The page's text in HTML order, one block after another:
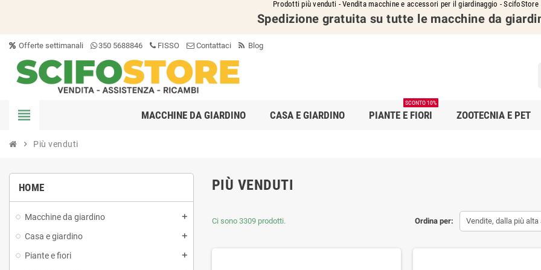
Prodotti più venduti - Vendita macchine e accessori per il giardinaggio - ScifoStore
Spedizione gratuita su tutte le macchine da
Offerte settimanali 350 5688846 FISSO Contattaci Blog
view_headline MACCHINE DA GIARDINO CASA E GIARDINO PIANTE E FIORI
SCONTO 10%
ZOOTECNIA E PET
chevron_right Più venduti
HOME
Macchine da giardino
Casa e giardino
Piante e fiori
PIÙ VENDUTI
Ordina per: Vendite, dalla più alta
Ci sono 3309 prodotti.